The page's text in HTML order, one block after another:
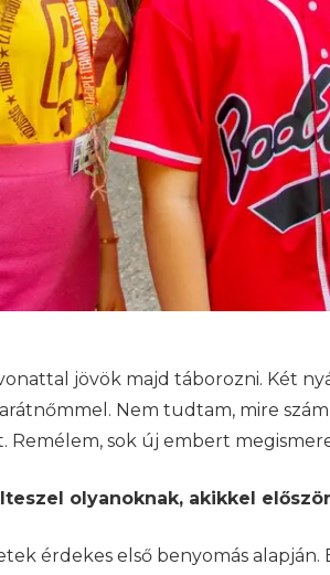
jövök majd táborozni. Két
Nem tudtam, mire
sok új embert
olyanoknak, akikkel
érdekes első benyomás